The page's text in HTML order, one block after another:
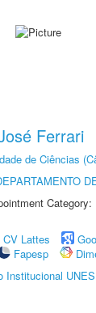
Ferrari
de Ciências
CV Lattes
Fapesp
Institucional